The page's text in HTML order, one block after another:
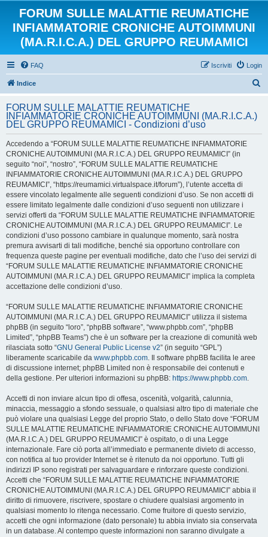
FORUM SULLE MALATTIE REUMATICHE
INFIAMMATORIE CRONICHE AUTOIMMUNI
(MA.R.I.C.A.) DEL GRUPPO REUMAMICI
FAQ Login
Iscriviti
Indice
FORUM SULLE MALATTIE REUMATICHE
INFIAMMATORIE CRONICHE AUTOIMMUNI (MA.R.I.C.A.)
DEL GRUPPO REUMAMICI - Condizioni d’uso
Accedendo a “FORUM SULLE MALATTIE REUMATICHE INFIAMMATORIE
CRONICHE AUTOIMMUNI (MA.R.I.C.A.) DEL GRUPPO REUMAMICI” (in
seguito “noi”, “nostro”, “FORUM SULLE MALATTIE REUMATICHE
INFIAMMATORIE CRONICHE AUTOIMMUNI (MA.R.I.C.A.) DEL GRUPPO
REUMAMICI”, “https://reumamici.virtualspace.it/forum”), l’utente accetta di
essere vincolato legalmente alle seguenti condizioni d’uso. Se non accetti di
essere limitato legalmente dalle condizioni d’uso seguenti non utilizzare i
servizi offerti da “FORUM SULLE MALATTIE REUMATICHE INFIAMMATORIE
CRONICHE AUTOIMMUNI (MA.R.I.C.A.) DEL GRUPPO REUMAMICI”. Le
condizioni d’uso possono cambiare in qualunque momento, sarà nostra
premura avvisarti di tali modifiche, benché sia opportuno controllare con
frequenza queste pagine per eventuali modifiche, dato che l’uso dei servizi di
“FORUM SULLE MALATTIE REUMATICHE INFIAMMATORIE CRONICHE
AUTOIMMUNI (MA.R.I.C.A.) DEL GRUPPO REUMAMICI” implica la completa
accettazione delle condizioni d’uso.
“FORUM SULLE MALATTIE REUMATICHE INFIAMMATORIE CRONICHE
AUTOIMMUNI (MA.R.I.C.A.) DEL GRUPPO REUMAMICI” utilizza il sistema
phpBB (in seguito “loro”, “phpBB software”, “www.phpbb.com”, “phpBB
Limited”, “phpBB Teams”) che è un software per la creazione di comunità web
rilasciata sotto “GNU General Public License v2” (in seguito “GPL”)
liberamente scaricabile da www.phpbb.com. Il software phpBB facilita le aree
di discussione internet; phpBB Limited non è responsabile dei contenuti e
della gestione. Per ulteriori informazioni su phpBB: https://www.phpbb.com.
Accetti di non inviare alcun tipo di offesa, oscenità, volgarità, calunnia,
minaccia, messaggio a sfondo sessuale, o qualsiasi altro tipo di materiale che
può violare una qualsiasi Legge del proprio Stato, o dello Stato dove “FORUM
SULLE MALATTIE REUMATICHE INFIAMMATORIE CRONICHE AUTOIMMUNI
(MA.R.I.C.A.) DEL GRUPPO REUMAMICI” è ospitato, o di una Legge
internazionale. Fare ciò porta all’immediato e permanente divieto di accesso,
con notifica al tuo provider Internet se è ritenuto da noi opportuno. Tutti gli
indirizzi IP sono registrati per salvaguardare e rinforzare queste condizioni.
Accetti che “FORUM SULLE MALATTIE REUMATICHE INFIAMMATORIE
CRONICHE AUTOIMMUNI (MA.R.I.C.A.) DEL GRUPPO REUMAMICI” abbia il
diritto di rimuovere, riscrivere, spostare o chiudere qualsiasi argomento in
qualsiasi momento lo ritenga necessario. Come fruitore di questo servizio,
accetti che ogni informazione (dato personale) tu abbia inviato sia conservata
in un database. Al contempo queste informazioni non saranno divulgate a